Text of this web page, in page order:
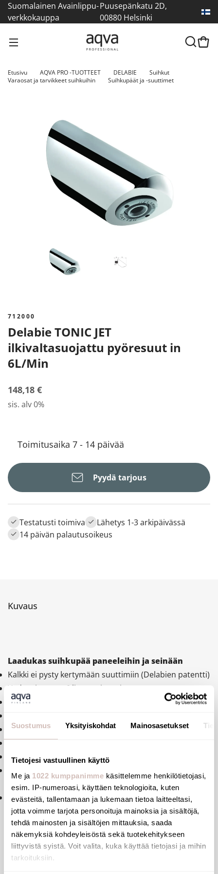
Suostumus Yksityiskohdat Mainosasetukset
Tietojesi vastuullinen käyttö
Me ja 1022 kumppanimme käsittelemme henkilötietojasi,
esim. IP-numeroasi, käyttäen teknologioita, kuten
evästeitä, tallentamaan ja lukemaan tietoa laitteeltasi,
jotta voimme tarjota personoituja mainoksia ja sisältöjä,
tehdä mainosten ja sisältöjen mittauksia, saada
näkemyksiä kohdeyleisöstä sekä tuotekehitykseen
liittyvistä syistä. Voit valita, kuka käyttää tietojasi ja mihin
tarkoituksiin.
Suomalainen Avainlippu-
verkkokauppa
Puusepänkatu 2D,
00880 Helsinki
Etusivu AQVA PRO -TUOTTEET DELABIE
Suihkut
Varaosat ja tarvikkeet suihkuihin
Suihkupäät ja -suuttimet
712000
Delabie TONIC JET
ilkivaltasuojattu pyöresuut in
6L/Min
148,18 €
sis. alv 0%
Toimitusaika 7 - 14 päivää
Pyydä tarjous
Testatusti toimiva
Lähetys 1-3 arkipäivässä
14 päivän palautusoikeus
Kuvaus
Laadukas suihkupää paneeleihin ja seinään
Kalkki ei pysty kertymään suuttimiin (Delabien patentti)
Vedenvirtaama 6 litraa minuutissa
Automaattinen virtaaman tasoittaja
Säädettävä suihkukulma, jonka voi lukita
Kromattu messinkirunko
Kiinnitys piilotetuilla ruuveilla
suuttimeen
Kiinnitys M 1/2"
Tiedostot